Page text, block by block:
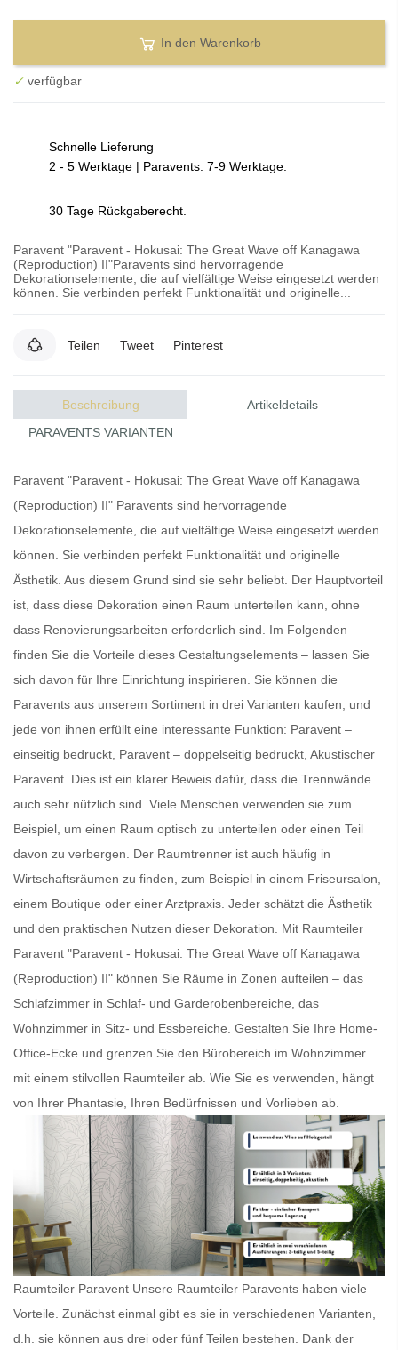
In den Warenkorb
✓ verfügbar
Schnelle Lieferung
2 - 5 Werktage | Paravents: 7-9 Werktage.
30 Tage Rückgaberecht.
Paravent "Paravent - Hokusai: The Great Wave off Kanagawa
(Reproduction) II"Paravents sind hervorragende
Dekorationselemente, die auf vielfältige Weise eingesetzt werden
können. Sie verbinden perfekt Funktionalität und originelle...
Teilen Tweet Pinterest
Beschreibung
Artikeldetails
PARAVENTS VARIANTEN
Paravent "Paravent - Hokusai: The Great Wave off Kanagawa
(Reproduction) II" Paravents sind hervorragende
Dekorationselemente, die auf vielfältige Weise eingesetzt werden
können. Sie verbinden perfekt Funktionalität und originelle
Ästhetik. Aus diesem Grund sind sie sehr beliebt. Der Hauptvorteil
ist, dass diese Dekoration einen Raum unterteilen kann, ohne
dass Renovierungsarbeiten erforderlich sind. Im Folgenden
finden Sie die Vorteile dieses Gestaltungselements – lassen Sie
sich davon für Ihre Einrichtung inspirieren. Sie können die
Paravents aus unserem Sortiment in drei Varianten kaufen, und
jede von ihnen erfüllt eine interessante Funktion: Paravent –
einseitig bedruckt, Paravent – doppelseitig bedruckt, Akustischer
Paravent. Dies ist ein klarer Beweis dafür, dass die Trennwände
auch sehr nützlich sind. Viele Menschen verwenden sie zum
Beispiel, um einen Raum optisch zu unterteilen oder einen Teil
davon zu verbergen. Der Raumtrenner ist auch häufig in
Wirtschaftsräumen zu finden, zum Beispiel in einem Friseursalon,
einem Boutique oder einer Arztpraxis. Jeder schätzt die Ästhetik
und den praktischen Nutzen dieser Dekoration. Mit Raumteiler
Paravent "Paravent - Hokusai: The Great Wave off Kanagawa
(Reproduction) II" können Sie Räume in Zonen aufteilen – das
Schlafzimmer in Schlaf- und Garderobenbereiche, das
Wohnzimmer in Sitz- und Essbereiche. Gestalten Sie Ihre Home-
Office-Ecke und grenzen Sie den Bürobereich im Wohnzimmer
mit einem stilvollen Raumteiler ab. Wie Sie es verwenden, hängt
von Ihrer Phantasie, Ihren Bedürfnissen und Vorlieben ab.
Raumteiler Paravent Unsere Raumteiler Paravents haben viele
Vorteile. Zunächst einmal gibt es sie in verschiedenen Varianten,
d.h. sie können aus drei oder fünf Teilen bestehen. Dank der